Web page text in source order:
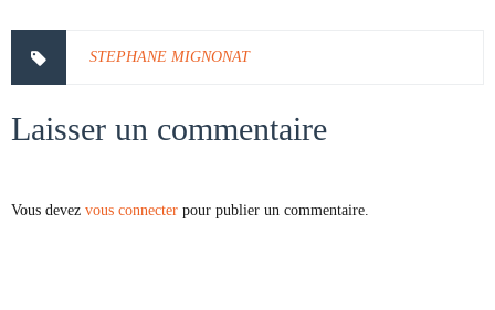
STEPHANE MIGNONAT
Laisser un commentaire
Vous devez vous connecter pour publier un commentaire.